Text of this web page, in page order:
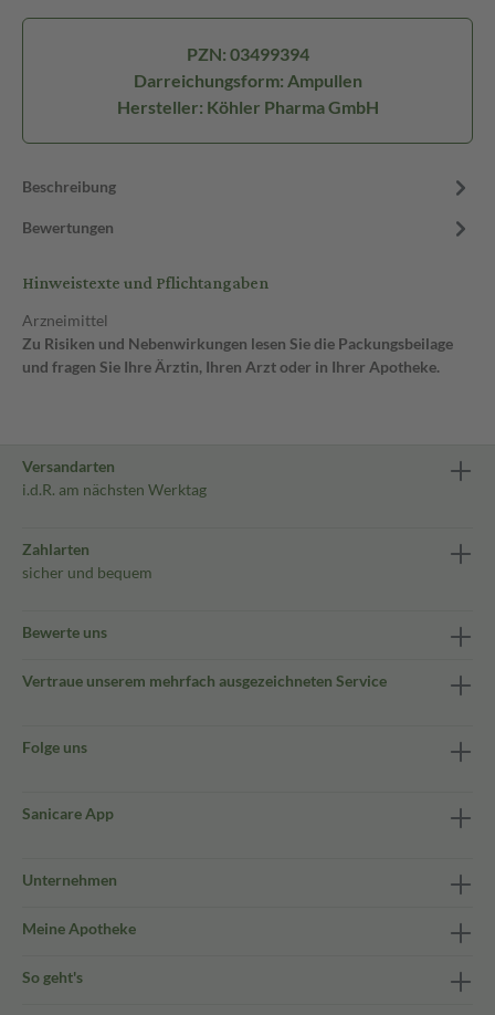
PZN: 03499394
Darreichungsform: Ampullen
Hersteller: Köhler Pharma GmbH
Beschreibung
Bewertungen
Hinweistexte und Pflichtangaben
Arzneimittel
Zu Risiken und Nebenwirkungen lesen Sie die Packungsbeilage
und fragen Sie Ihre Ärztin, Ihren Arzt oder in Ihrer Apotheke.
Versandarten
i.d.R. am nächsten Werktag
Zahlarten
sicher und bequem
Bewerte uns
Vertraue unserem mehrfach ausgezeichneten Service
Folge uns
Sanicare App
Unternehmen
Meine Apotheke
So geht's